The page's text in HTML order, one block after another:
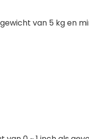
van 5 kg en